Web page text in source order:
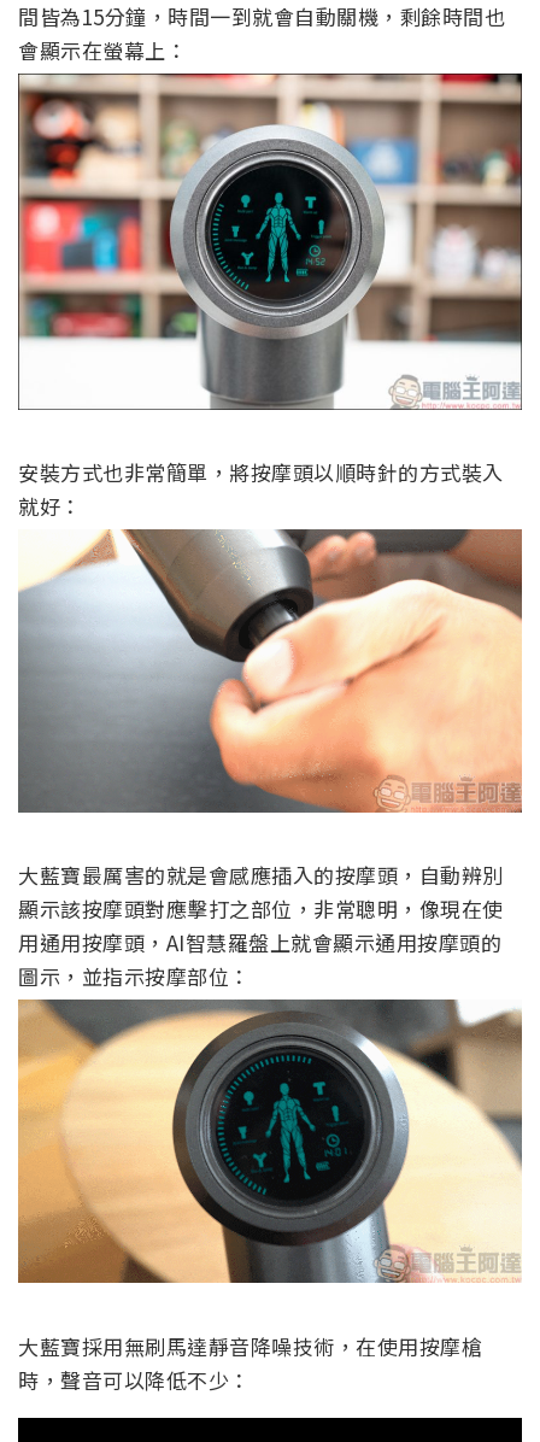
間皆為15分鐘，時間一到就會自動關機，剩餘時間也
會顯示在螢幕上：
安裝方式也非常簡單，將按摩頭以順時針的方式裝入
就好：
大藍寶最厲害的就是會感應插入的按摩頭，自動辨別
顯示該按摩頭對應擊打之部位，非常聰明，像現在使
用通用按摩頭，AI智慧羅盤上就會顯示通用按摩頭的
圖示，並指示按摩部位：
大藍寶採用無刷馬達靜音降噪技術，在使用按摩槍
時，聲音可以降低不少：